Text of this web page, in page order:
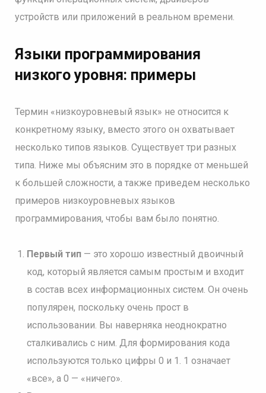
устройств или приложений в реальном времени.
Языки программирования
низкого уровня: примеры
Термин «низкоуровневый язык» не относится к
конкретному языку, вместо этого он охватывает
несколько типов языков. Существует три разных
типа. Ниже мы объясним это в порядке от меньшей
к большей сложности, а также приведем несколько
примеров низкоуровневых языков
программирования, чтобы вам было понятно.
Первый тип— это хорошо известный двоичный
код, который является самым простым и входит
в состав всех информационных систем. Он очень
популярен, поскольку очень прост в
использовании. Вы наверняка неоднократно
сталкивались с ним. Для формирования кода
используются только цифры 0 и 1. 1 означает
«все», а 0 — «ничего».